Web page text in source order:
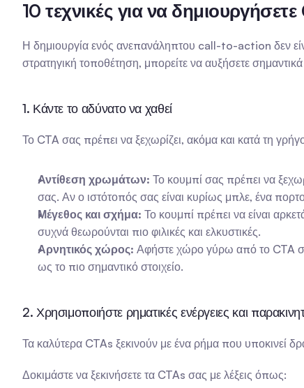
10 τεχνικές για να
Η δημιουργία ενός ανεπανάληπτου call-to-action δεν
στρατηγική τοποθέτηση, μπορείτε να αυξήσετε
1. Κάντε το αδύνατο να χαθεί
Το CTA σας πρέπει να ξεχωρίζει, ακόμα και κατά τη
Αντίθεση χρωμάτων: Το κουμπί σας πρέπει να
σας. Αν ο ιστότοπός σας είναι κυρίως μπλε, ένα
Μέγεθος και σχήμα: Το κουμπί πρέπει να είναι
συχνά θεωρούνται πιο φιλικές και ελκυστικές.
Αρνητικός χώρος: Αφήστε χώρο γύρω από το CTA
ως το πιο σημαντικό στοιχείο.
2. Χρησιμοποιήστε ρηματικές ενέργειες και
Τα καλύτερα CTAs ξεκινούν με ένα ρήμα που υποκινεί
Δοκιμάστε να ξεκινήσετε τα CTAs σας με λέξεις όπως: